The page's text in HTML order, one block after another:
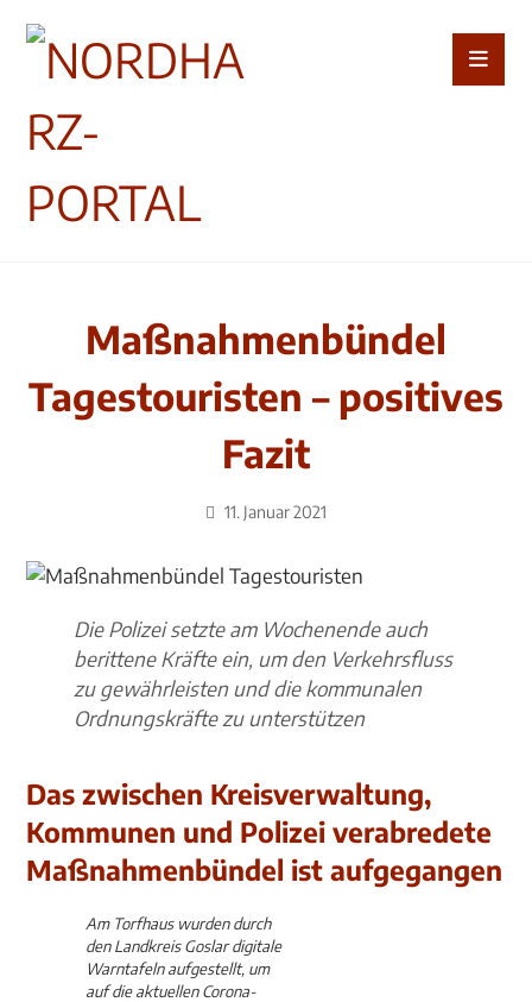
Maßnahmenbündel
Tagestouristen – positives
Fazit
11. Januar 2021
Die Polizei setzte am Wochenende auch
berittene Kräfte ein, um den Verkehrsfluss
zu gewährleisten und die kommunalen
Ordnungskräfte zu unterstützen
Das zwischen Kreisverwaltung,
Kommunen und Polizei verabredete
Maßnahmenbündel ist aufgegangen
Am Torfhaus wurden durch
den Landkreis Goslar digitale
Warntafeln aufgestellt, um
auf die aktuellen Corona-